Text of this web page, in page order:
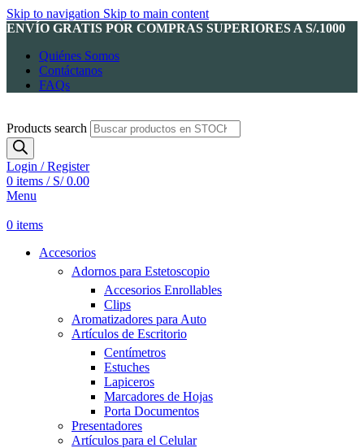
Skip to navigation Skip to main content
ENVÍO GRATIS POR COMPRAS SUPERIORES A S/.1000
Quiénes Somos
Contáctanos
FAQs
Products search
Login / Register
0 items / S/0.00
Menu
0 items
Accesorios
Adornos para Estetoscopio
Accesorios Enrollables
Clips
Aromatizadores para Auto
Artículos de Escritorio
Centímetros
Estuches
Lapiceros
Marcadores de Hojas
Porta Documentos
Presentadores
Artículos para el Celular